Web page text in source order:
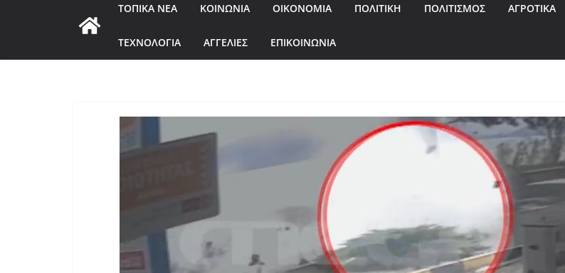
ΤΟΠΙΚΑ ΝΕΑ ΚΟΙΝΩΝΙΑ ΟΙΚΟΝΟΜΙΑ ΠΟΛΙΤΙΚΗ ΠΟΛΙΤΙΣΜΟΣ ΑΓΡΟΤΙΚΑ
ΤΕΧΝΟΛΟΓΙΑ ΑΓΓΕΛΙΕΣ ΕΠΙΚΟΙΝΩΝΙΑ